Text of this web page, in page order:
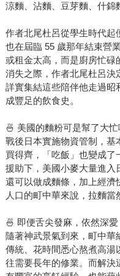
涼麵、沾麵、豆芽麵、什
作者北尾杜呂從學生時代起
也在屆臨 55 歲那年結束營
或租金太高，而是廚房忙碌
消失之際，作者北尾杜呂決
詳實集結這些陪伴他走過昭
成豐足的飲食史。
🍜 美國的麵粉可是幫了大忙
戰後日本實施物資管制，基
買得齊，「吃飯」也變成
援助下，美國小麥大量進入
還可以做成麵條，加上經濟
人口的町中華來說，拉麵當
🍜 即便舌尖發麻，依然深愛
隨著神武景氣到來，町中華
傳統、花時間悉心熬煮高湯
往需要長年的修業。而解決